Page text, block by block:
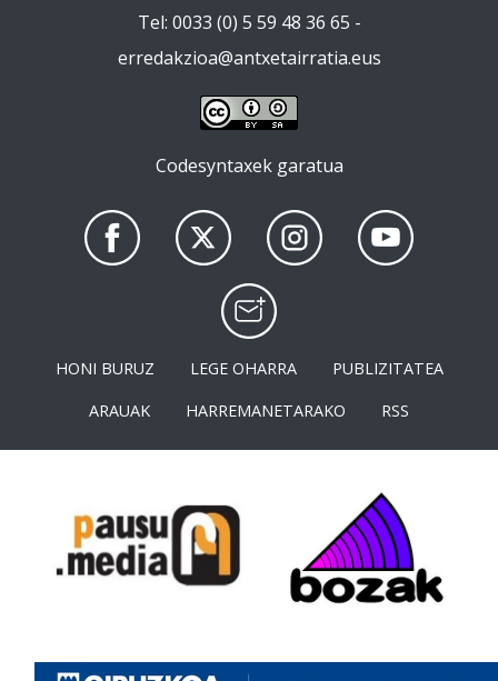
Tel: 0033 (0) 5 59 48 36 65 -
erredakzioa@antxetairratia.eus
Codesyntaxek garatua
HONI BURUZ LEGE OHARRA
PUBLIZITATEA
ARAUAK
HARREMANETARAKO RSS